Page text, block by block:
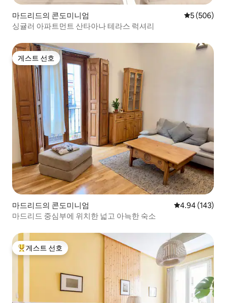
마드리드의 콘도미니엄 평점 5점(5
5 (506)
싱귤러 아파트먼트 산타아나 테라스 럭셔리
게스트 선호
게스트 선호
마드리드의 콘도미니엄 평점 4.94점(5
4.94 (143)
마드리드 중심부에 위치한 넓고 아늑한 숙소
상위 게스트 선호
게스트 선호